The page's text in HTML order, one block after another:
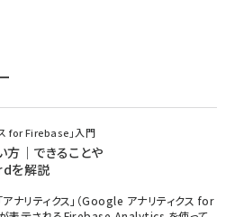
for Firebase」入門
｜できることや
を解説
ナリティクス」（Google アナリティクス for